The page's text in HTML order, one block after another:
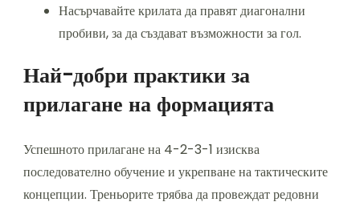
Насърчавайте крилата да правят диагонални
пробиви, за да създават възможности за гол.
Най-добри практики за
прилагане на формацията
Успешното прилагане на 4-2-3-1 изисква
последователно обучение и укрепване на тактическите
концепции. Треньорите трябва да провеждат редовни